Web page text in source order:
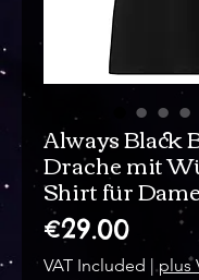
Always Black
Drache mit
Shirt für
€29.00Price
VAT Included |plus